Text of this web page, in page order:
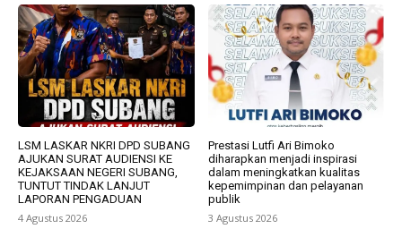
LSM LASKAR NKRI DPD SUBANG
AJUKAN SURAT AUDIENSI KE
KEJAKSAAN NEGERI SUBANG,
TUNTUT TINDAK LANJUT
LAPORAN PENGADUAN
4 Agustus 2026
Prestasi Lutfi Ari Bimoko
diharapkan menjadi inspirasi
dalam meningkatkan kualitas
kepemimpinan dan pelayanan
publik
3 Agustus 2026